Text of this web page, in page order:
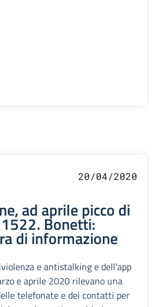
20/04/2020
ad aprile picco di
Bonetti:
di informazione
e antistalking e dell’app
e aprile 2020 rilevano una
telefonate e dei contatti per